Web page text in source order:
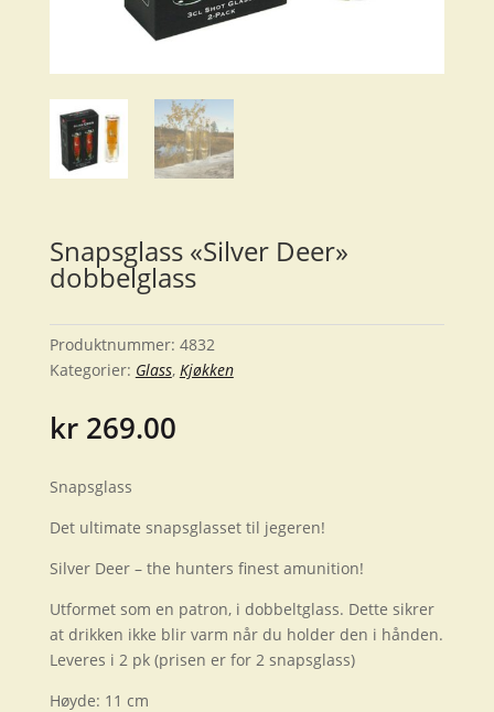
Snapsglass «Silver Deer»
dobbelglass
Produktnummer: 4832
Kategorier: Glass, Kjøkken
kr269.00
Snapsglass
Det ultimate snapsglasset til jegeren!
Silver Deer – the hunters finest amunition!
Utformet som en patron, i dobbeltglass. Dette sikrer
at drikken ikke blir varm når du holder den i hånden.
Leveres i 2 pk (prisen er for 2 snapsglass)
Høyde: 11 cm